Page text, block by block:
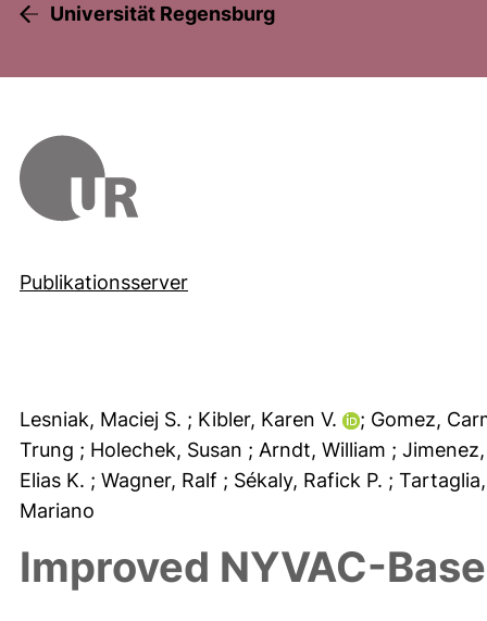
Universität Regensburg
Publikationsserver
Lesniak, Maciej S. ; Kibler, Karen V.
; Gomez,
Trung ; Holechek, Susan ; Arndt, William ;
Elias K. ; Wagner, Ralf ; Sékaly, Rafick P. ;
Mariano
Improved NYVAC-